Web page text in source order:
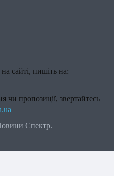
сайті, пишіть на:
пропозиції, звертайтесь
Спектр.